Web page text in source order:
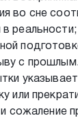
во сне
с
или
и сожаление